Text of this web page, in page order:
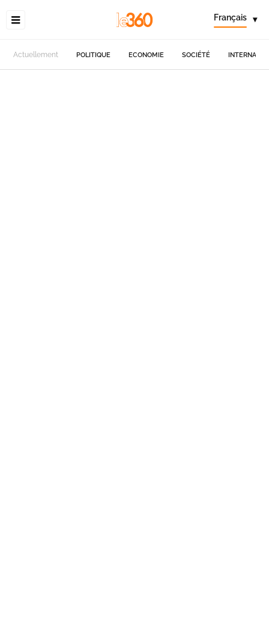
Français ▾
Actuellement POLITIQUE ECONOMIE SOCIÉTÉ